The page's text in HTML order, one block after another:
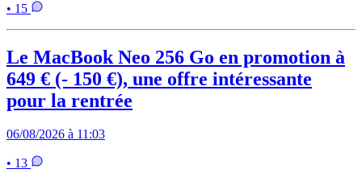
• 15
Le MacBook Neo 256 Go en promotion à
649 € (- 150 €), une offre intéressante
pour la rentrée
06/08/2026 à 11:03
• 13